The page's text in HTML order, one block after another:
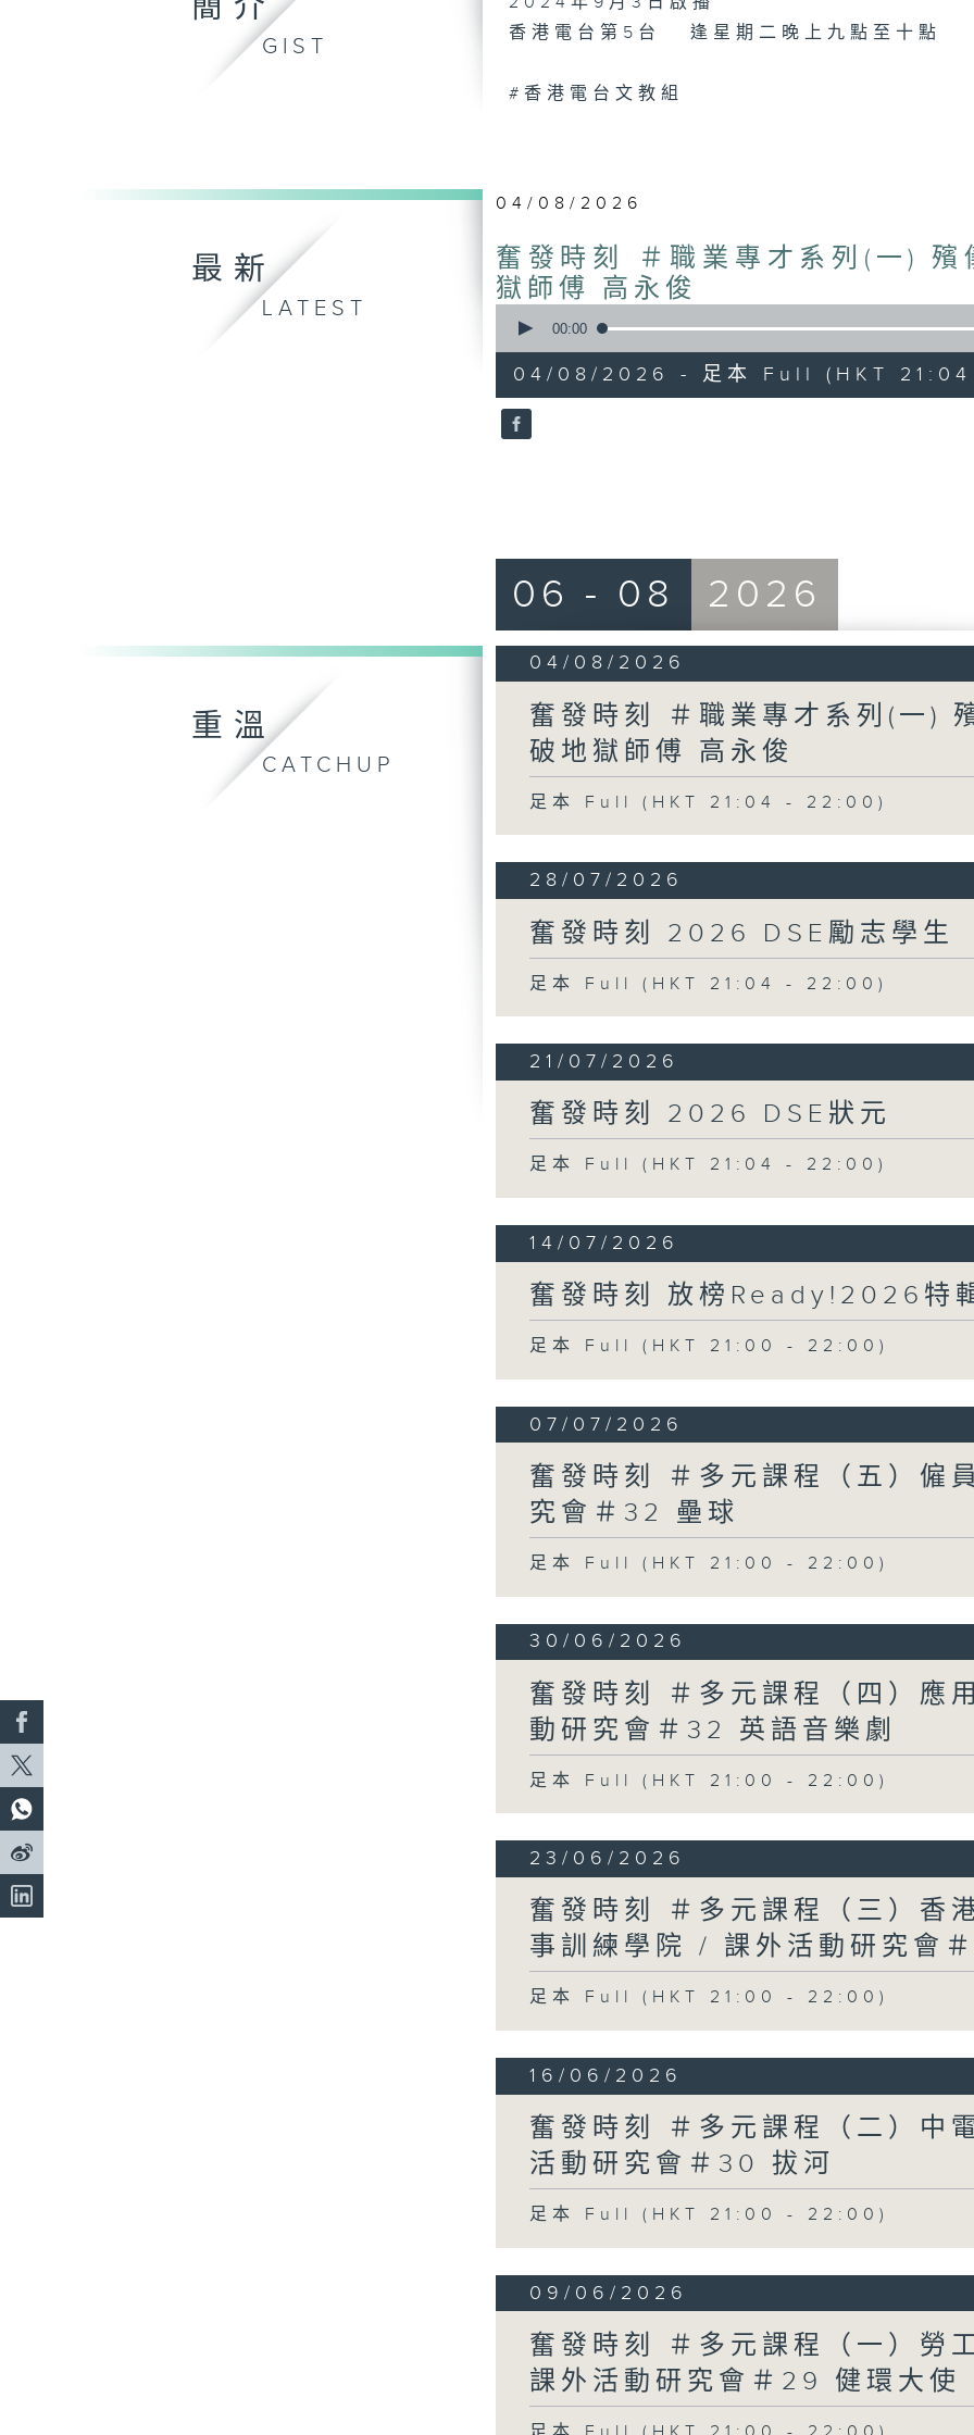
簡介
GIST
香港電台第5台 逢星期二晚上九點至十點
#香港電台文教組
最新
LATEST
04/08/2026
奮發時刻 ＃職業專才系列(一)
獄師傅 高永俊
seconds
55
minutes,
59
seconds
90%
00:00
04/08/2026 - 足本 Full (HKT
重溫
CATCHUP
06 - 08 2026
04/08/2026
奮發時刻 ＃職業專才系列(一)
破地獄師傅 高永俊
足本 Full (HKT 21:04 - 22:00)
28/07/2026
奮發時刻 2026 DSE勵志學生
足本 Full (HKT 21:04 - 22:00)
21/07/2026
奮發時刻 2026 DSE狀元
足本 Full (HKT 21:04 - 22:00)
14/07/2026
奮發時刻 放榜Ready!2026特
足本 Full (HKT 21:00 - 22:00)
07/07/2026
奮發時刻 ＃多元課程（五）僱
究會＃32 壘球
足本 Full (HKT 21:00 - 22:00)
30/06/2026
奮發時刻 ＃多元課程（四）應
動研究會＃32 英語音樂劇
足本 Full (HKT 21:00 - 22:00)
23/06/2026
奮發時刻 ＃多元課程（三）香
事訓練學院 / 課外活動研究會
足本 Full (HKT 21:00 - 22:00)
16/06/2026
奮發時刻 ＃多元課程（二）中
活動研究會＃30 拔河
足本 Full (HKT 21:00 - 22:00)
09/06/2026
奮發時刻 ＃多元課程（一）勞
課外活動研究會＃29 健環大使